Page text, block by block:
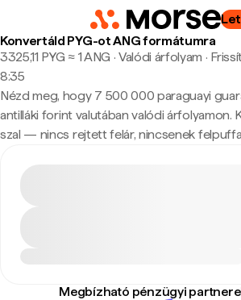
Konvertáld PYG-ot ANG formátumra
3325,11 PYG ≈ 1 ANG · Valódi árfolyam ·
8:35
Nézd meg, hogy 7 500 000 paraguayi
antilláki forint valutában valódi árfolyamon.
szal — nincs rejtett felár, nincsenek
Megbízható pénzügyi